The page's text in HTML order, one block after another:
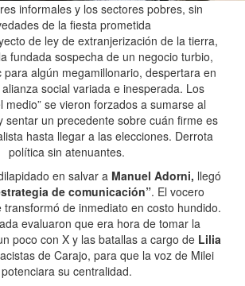
informales y los sectores pobres, sin
de la fiesta prometida
de ley de extranjerización de la tierra,
fundada sospecha de un negocio turbio,
para algún megamillonario, despertara en
social variada e inesperada. Los
medio” se vieron forzados a sumarse al
sentar un precedente sobre cuán firme es
hasta llegar a las elecciones. Derrota
política sin atenuantes.
en salvar a Manuel Adorni, llegó
de comunicación”. El vocero
transformó de inmediato en costo hundido.
evaluaron que era hora de tomar la
poco con X y las batallas a cargo de Lilia
de Carajo, para que la voz de Milei
potenciara su centralidad.